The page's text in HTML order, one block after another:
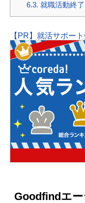
6.3. 就職活動終
【PR】就活サポー
Goodfindエ